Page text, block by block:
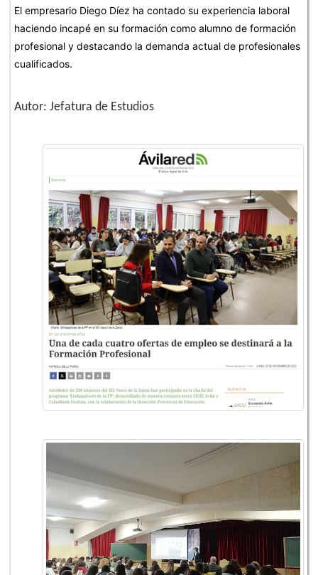
El empresario Diego Díez ha contado su experiencia laboral
haciendo incapé en su formación como alumno de formación
profesional y destacando la demanda actual de profesionales
cualificados.
Autor: Jefatura de Estudios